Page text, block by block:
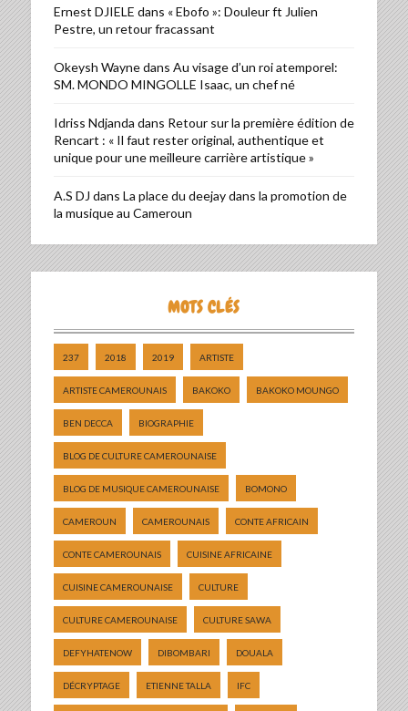
Ernest DJIELE dans « Ebofo »: Douleur ft Julien
Pestre, un retour fracassant
Okeysh Waynedans Au visage d’un roi atemporel:
SM. MONDO MINGOLLE Isaac, un chef né
Idriss Ndjanda dans Retour sur la première édition de
Rencart : « Il faut rester original, authentique et
unique pour une meilleure carrière artistique »
A.S DJ dans La place du deejay dans la promotion de
la musique au Cameroun
MOTS CLÉS
237 2018 2019 ARTISTE
ARTISTE CAMEROUNAIS BAKOKO BAKOKO MOUNGO
BEN DECCA BIOGRAPHIE
BLOG DE CULTURE CAMEROUNAISE
BLOG DE MUSIQUE CAMEROUNAISE BOMONO
CAMEROUN CAMEROUNAIS CONTE AFRICAIN
CONTE CAMEROUNAIS CUISINE AFRICAINE
CUISINE CAMEROUNAISE CULTURE
CULTURE CAMEROUNAISE CULTURE SAWA
DEFYHATENOW DIBOMBARI DOUALA
DÉCRYPTAGE ETIENNE TALLA IFC